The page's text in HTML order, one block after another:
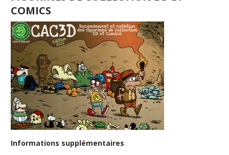
COMICS
Informations supplémentaires